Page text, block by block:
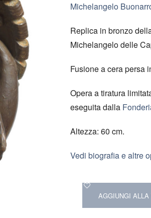
Michelangelo
Replica in bronzo
Michelangelo delle
Fusione a cera persa
Opera a tiratura
eseguita dalla
Altezza: 60 cm.
Vedi biografia e altre
AGGIUNGI